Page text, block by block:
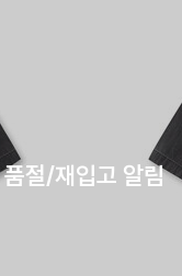
품절/재입고 알림